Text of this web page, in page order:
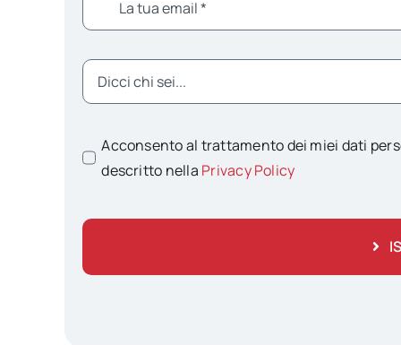
Acconsento al trattamento dei miei dati
descritto nella Privacy Policy